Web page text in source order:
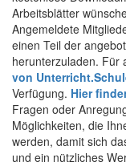
Arbeitsblätter
Angemeldete
einen Teil der
herunterzuladen. Für
von
Verfügung. Hier
Fragen oder
Möglichkeiten, die
werden, damit sich
und ein nützliches